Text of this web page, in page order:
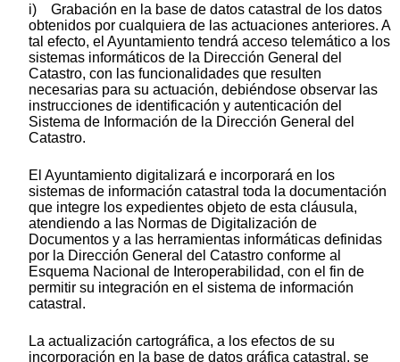
i) Grabación en la base de datos catastral de los datos
obtenidos por cualquiera de las actuaciones anteriores. A
tal efecto, el Ayuntamiento tendrá acceso telemático a los
sistemas informáticos de la Dirección General del
Catastro, con las funcionalidades que resulten
necesarias para su actuación, debiéndose observar las
instrucciones de identificación y autenticación del
Sistema de Información de la Dirección General del
Catastro.
El Ayuntamiento digitalizará e incorporará en los
sistemas de información catastral toda la documentación
que integre los expedientes objeto de esta cláusula,
atendiendo a las Normas de Digitalización de
Documentos y a las herramientas informáticas definidas
por la Dirección General del Catastro conforme al
Esquema Nacional de Interoperabilidad, con el fin de
permitir su integración en el sistema de información
catastral.
La actualización cartográfica, a los efectos de su
incorporación en la base de datos gráfica catastral, se